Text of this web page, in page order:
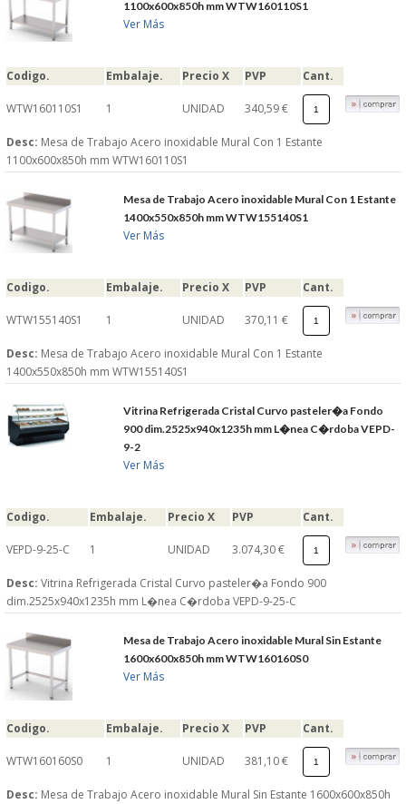
S�GUENOS EN
FACEBOOK
TODOS LOS DERECHOS RESERVADOS
1100x600x850h mm WTW160110S1
Ver Más
Codigo. Embalaje. Precio X PVP Cant.
WTW160110S1 1 UNIDAD 340,59 €
Desc: Mesa de Trabajo Acero inoxidable Mural Con 1 Estante
1100x600x850h mm WTW160110S1
Mesa de Trabajo Acero inoxidable Mural Con 1 Estante
1400x550x850h mm WTW155140S1
Ver Más
Codigo. Embalaje. Precio X PVP Cant.
WTW155140S1 1 UNIDAD 370,11 €
Desc: Mesa de Trabajo Acero inoxidable Mural Con 1 Estante
1400x550x850h mm WTW155140S1
Vitrina Refrigerada Cristal Curvo pasteler�a Fondo
900 dim.2525x940x1235h mm L�nea C�rdoba VEPD-
9-2
Ver Más
Codigo. Embalaje. Precio X PVP Cant.
VEPD-9-25-C 1 UNIDAD 3.074,30 €
Desc: Vitrina Refrigerada Cristal Curvo pasteler�a Fondo 900
dim.2525x940x1235h mm L�nea C�rdoba VEPD-9-25-C
Mesa de Trabajo Acero inoxidable Mural Sin Estante
1600x600x850h mm WTW160160S0
Ver Más
Codigo. Embalaje. Precio X PVP Cant.
WTW160160S0 1 UNIDAD 381,10 €
Desc: Mesa de Trabajo Acero inoxidable Mural Sin Estante 1600x600x850h